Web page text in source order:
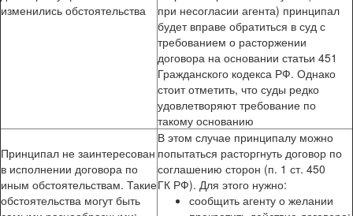
изменились обстоятельства
при несогласии агента) принципал
будет вправе обратиться в суд с
требованием о расторжении
договора на основании статьи 451
Гражданского кодекса РФ. Однако
стоит отметить, что суды редко
удовлетворяют требование по
такому основанию
Принципал не заинтересован
в исполнении договора по
иным обстоятельствам. Такие
обстоятельства могут быть
В этом случае принципалу можно
попытаться расторгнуть договор по
соглашению сторон (п. 1 ст. 450
ГК РФ). Для этого нужно:
сообщить агенту о желании